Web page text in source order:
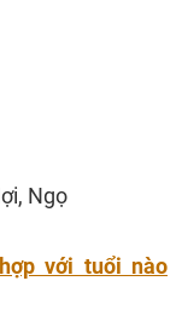
Ngọ
với tuổi nào